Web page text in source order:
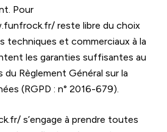
Pour
reste libre du choix
techniques et commerciaux à la
les garanties suffisantes au
du Règlement Général sur la
(RGPD : n° 2016-679).
s’engage à prendre toutes